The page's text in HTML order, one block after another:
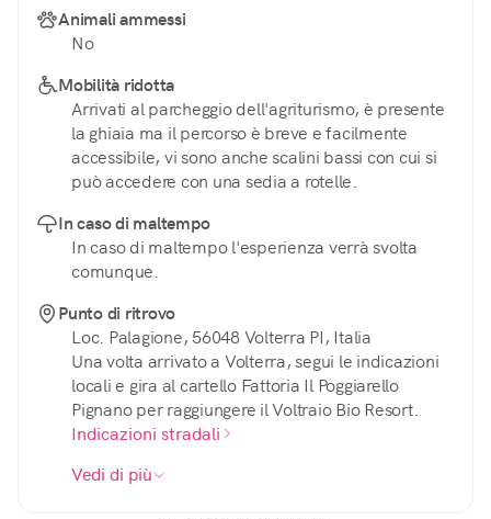
Animali ammessi
No
Mobilità ridotta
Arrivati al parcheggio dell'agriturismo, è presente
la ghiaia ma il percorso è breve e facilmente
accessibile, vi sono anche scalini bassi con cui si
può accedere con una sedia a rotelle.
In caso di maltempo
In caso di maltempo l'esperienza verrà svolta
comunque.
Punto di ritrovo
Loc. Palagione, 56048 Volterra PI, Italia
Una volta arrivato a Volterra, segui le indicazioni
locali e gira al cartello Fattoria Il Poggiarello
Pignano per raggiungere il Voltraio Bio Resort.
Indicazioni stradali
Vedi di più